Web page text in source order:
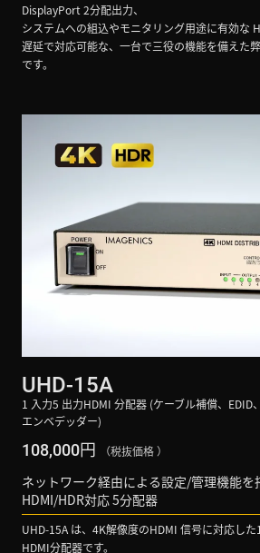
DisplayPort 2分配出力、
システムへの組込やモニタリング用途に有効な
遅延で対応可能な、一台で三役の機能を備えた
です。
UHD-15A
1 入力5 出力HDMI 分配器 (ケーブル補償、EDID
エンベデッダー)
108,000円 （税抜価格 ）
ネットワーク経由による設定/管理機能を
HDMI/HDR対応 5分配器
UHD-15A は、4K解像度のHDMI 信号に対応し
HDMI分配器です。